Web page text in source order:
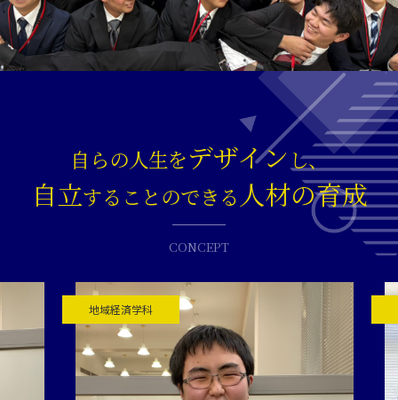
自らの人生をデザイン し、
自立することのできる 人材の育成
CONCEPT
法学部